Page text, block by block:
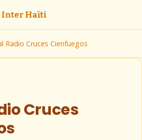
Inter Haïti
Radio Cruces Cienfuegos
Cruces